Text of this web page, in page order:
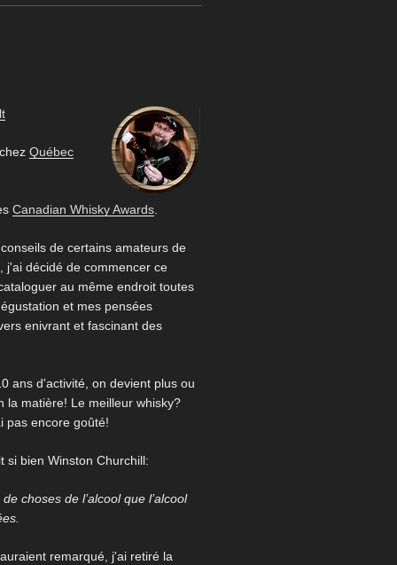
Québec
Canadian Whisky Awards.
de certains amateurs de
j'ai décidé de commencer ce
au même endroit toutes
et mes pensées
enivrant et fascinant des
ans d'activité, on devient plus ou
la matière! Le meilleur whisky?
pas encore goûté!
si bien Winston Churchill:
choses de l’alcool que l’alcool
remarqué, j'ai retiré la